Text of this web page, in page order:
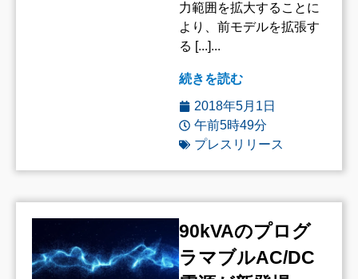
力範囲を拡大することに
より、前モデルを拡張す
る [...]...
続きを読む
2018年5月1日
午前5時49分
プレスリリース
90kVAのプログ
ラマブルAC/DC